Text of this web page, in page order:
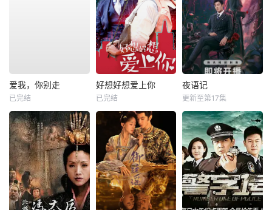
爱我，你别走
已完结
好想好想爱上你
已完结
夜语记
更新至第17集